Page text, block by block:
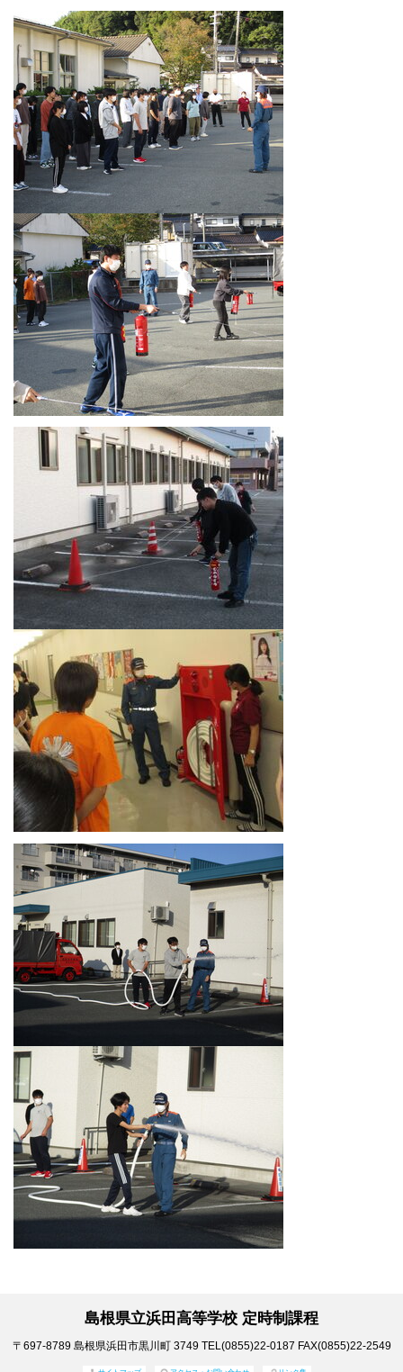
島根県立浜田高等学校 定時制課程
〒697-8789 島根県浜田市黒川町 3749 TEL(0855)22-0187 FAX(0855)22-2549